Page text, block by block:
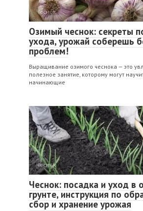
Чеснок
Озимый чеснок: секреты
ухода, урожай соберешь
проблем!
Выращивание озимого чеснока — это
полезное занятие, которому могут
начинающие
Чеснок
Чеснок: посадка и уход в
грунте, инструкция по
сбор и хранение урожая